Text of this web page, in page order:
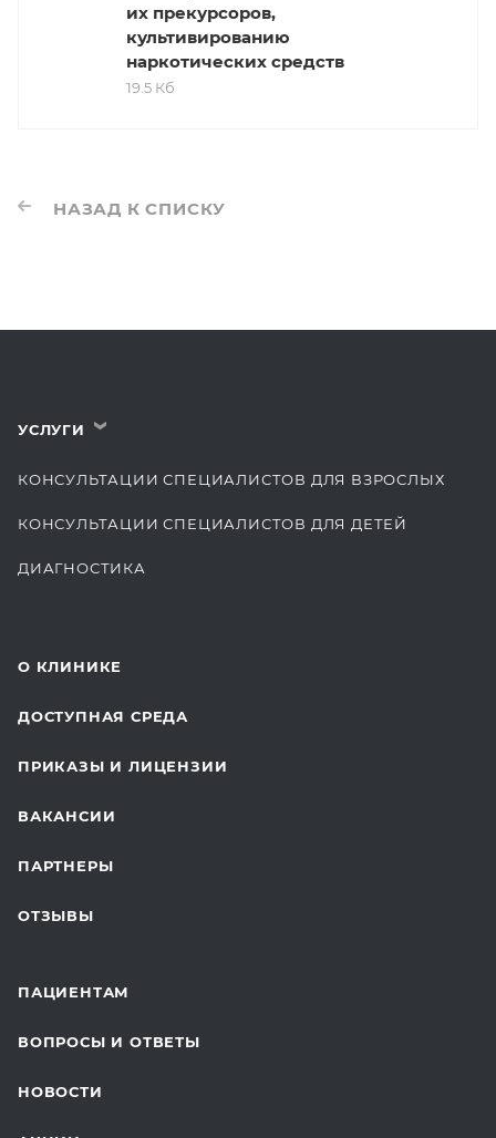
их прекурсоров,
культивированию
наркотических средств
19.5 Кб
НАЗАД К СПИСКУ
УСЛУГИ ›
КОНСУЛЬТАЦИИ СПЕЦИАЛИСТОВ ДЛЯ ВЗРОСЛЫХ
КОНСУЛЬТАЦИИ СПЕЦИАЛИСТОВ ДЛЯ ДЕТЕЙ
ДИАГНОСТИКА
ЛАБОРАТОРНЫЕ ИССЛЕДОВАНИЯ
ДЛЯ БУДУЩИХ МАМ
О КЛИНИКЕ
ДОСТУПНАЯ СРЕДА
ПРИКАЗЫ И ЛИЦЕНЗИИ
ВАКАНСИИ
ПАРТНЕРЫ
ОТЗЫВЫ
ПАЦИЕНТАМ
ВОПРОСЫ И ОТВЕТЫ
НОВОСТИ